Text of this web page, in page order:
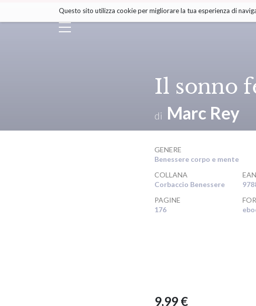
ai
contenuti.
|
Questo sito utilizza cookie per migliorare la tua esperienza di
Il sonno
di Marc Rey
GENERE
Benessere corpo e mente
COLLANA
Corbaccio Benessere
EAN
PAGINE
176
9,99 €